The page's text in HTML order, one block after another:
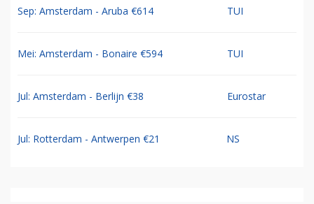
Sep: Amsterdam - Aruba €614 TUI
Mei: Amsterdam - Bonaire €594 TUI
Jul: Amsterdam - Berlijn €38 Eurostar
Jul: Rotterdam - Antwerpen €21 NS